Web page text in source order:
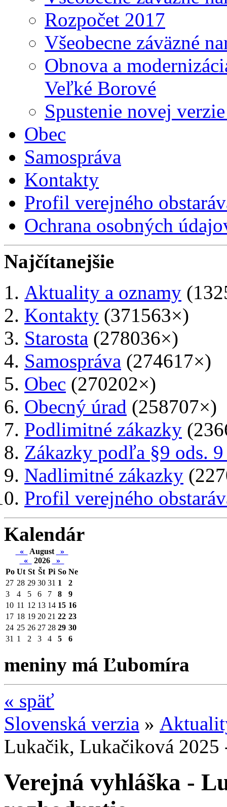
Rozpočet 2017
Všeobecne záväzné
Obnova a
Veľké Borové
Spustenie novej
Obec
Samospráva
Kontakty
Profil verejného
Ochrana osobných
Najčítanejšie
Aktuality a oznamy
Kontakty (371563×)
Starosta (278036×)
Samospráva (274617×)
Obec (270202×)
Obecný úrad (258707×)
Podlimitné zákazky
Zákazky podľa §9 ods.
Nadlimitné zákazky
Profil verejného
Kalendár
« August
»
«
2026
»
Po Ut St Št Pi So Ne
27 28 29 30 31 1
2
3
4 5 6 7 8
9
10 11 12 13 14 15 16
17 18 19 20 21 22 23
24 25 26 27 28 29 30
31 1 2 3 4 5 6
meniny má Ľubomíra
« späť
Slovenská verzia »
Lukačik, Lukačiková 2025
Verejná vyhláška -